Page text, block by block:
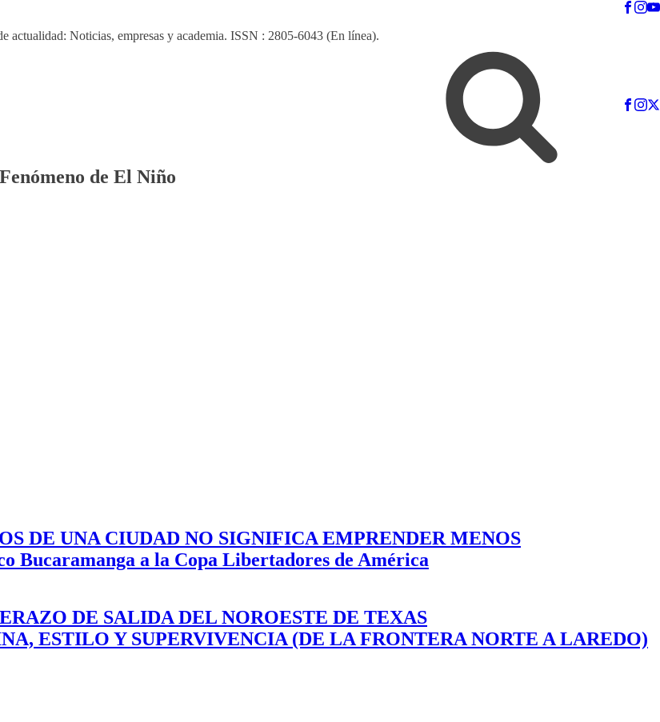
actualidad: Noticias, empresas y academia. ISSN : 2805-6043 (En línea).
de El Niño
DE UNA CIUDAD NO SIGNIFICA EMPRENDER MENOS
Bucaramanga a la Copa Libertadores de América
DE SALIDA DEL NOROESTE DE TEXAS
ESTILO Y SUPERVIVENCIA (DE LA FRONTERA NORTE A LAREDO)